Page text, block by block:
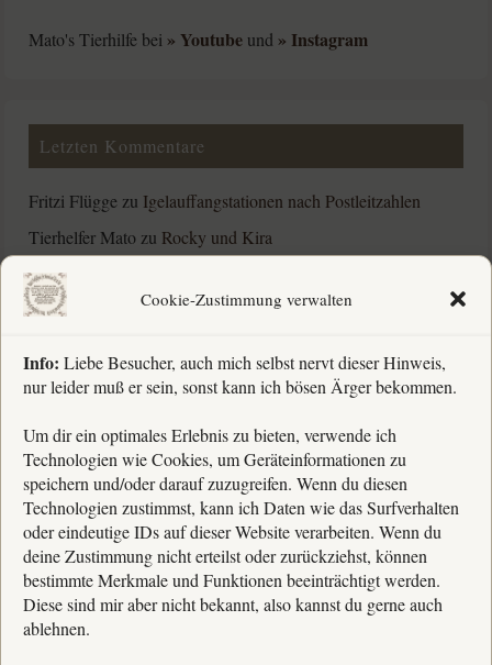
Cookie-Zustimmung verwalten
Info: Liebe Besucher, auch mich selbst nervt dieser Hinweis,
nur leider muß er sein, sonst kann ich bösen Ärger bekommen.
Um dir ein optimales Erlebnis zu bieten, verwende ich
Technologien wie Cookies, um Geräteinformationen zu
speichern und/oder darauf zuzugreifen. Wenn du diesen
Technologien zustimmst, kann ich Daten wie das Surfverhalten
oder eindeutige IDs auf dieser Website verarbeiten. Wenn du
deine Zustimmung nicht erteilst oder zurückziehst, können
bestimmte Merkmale und Funktionen beeinträchtigt werden.
Diese sind mir aber nicht bekannt, also kannst du gerne auch
ablehnen.
Mato's Tierhilfe bei» Youtube und» Instagram
Letzten Kommentare
Fritzi Flügge zu Igelauffangstationen nach Postleitzahlen
Tierhelfer Mato zu Rocky und Kira
Barbara Schnubel
Barbara SchnubelzuHumbi und Nazuna †
» Impressum
» Kontakt
» Datenschutz
» Cookierichtlinien